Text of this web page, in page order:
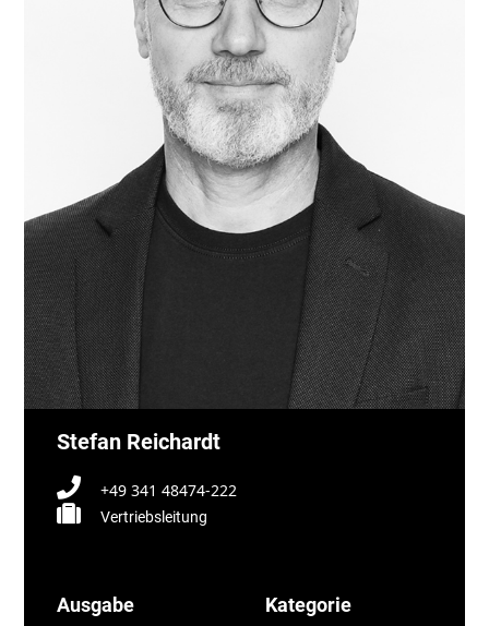
Stefan Reichardt
+49 341 48474-222
Vertriebsleitung
Ausgabe Kategorie